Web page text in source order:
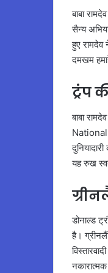
बाबा
सैन्य
हुए रामदेव
दमखम
ट्रंप
बाबा
यह रुख
डोनाल्ड
है।